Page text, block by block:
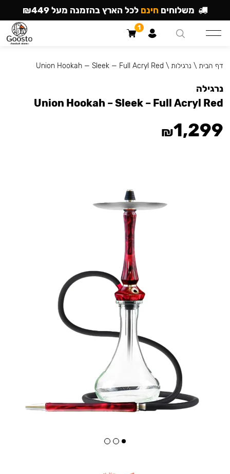
דף הבית \ נרגילות \
Union Hookah — Sleek — Full Acryl Red
נרגילה
Union Hookah – Sleek – Full Acryl Red
₪1,299
משלוחים חינם לכל הארץ בהזמנה מעל ₪449
1